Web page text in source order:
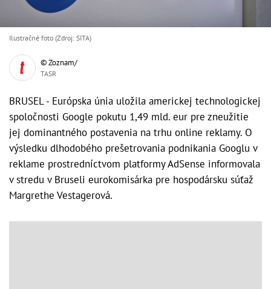
Ilustračné foto (Zdroj: SITA)
© Zoznam/
TASR
BRUSEL - Európska únia uložila americkej technologickej
spoločnosti Google pokutu 1,49 mld. eur pre zneužitie
jej dominantného postavenia na trhu online reklamy. O
výsledku dlhodobého prešetrovania podnikania Googlu v
reklame prostredníctvom platformy AdSense informovala
v stredu v Bruseli eurokomisárka pre hospodársku súťaž
Margrethe Vestagerová.